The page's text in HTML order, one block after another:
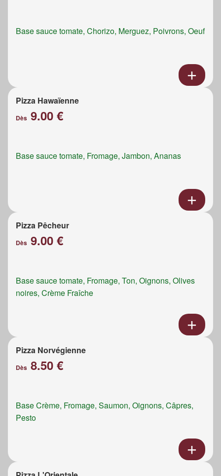
Base sauce tomate, Chorizo, Merguez, Poivrons, Oeuf
Pizza Hawaïenne
Dès 9.00 €
Base sauce tomate, Fromage, Jambon, Ananas
Pizza Pêcheur
Dès 9.00 €
Base sauce tomate, Fromage, Ton, Oignons, Olives
noires, Crème Fraîche
Pizza Norvégienne
Dès 8.50 €
Base Crème, Fromage, Saumon, Oignons, Câpres,
Pesto